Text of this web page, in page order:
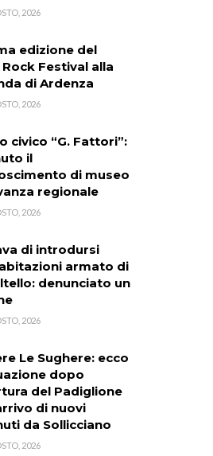
2026
edizione del
Festival alla
di Ardenza
2026
civico “G. Fattori”:
il
di museo
regionale
2026
di introdursi
armato di
denunciato un
2026
Le Sughere: ecco
dopo
del Padiglione
di nuovi
da Sollicciano
2026